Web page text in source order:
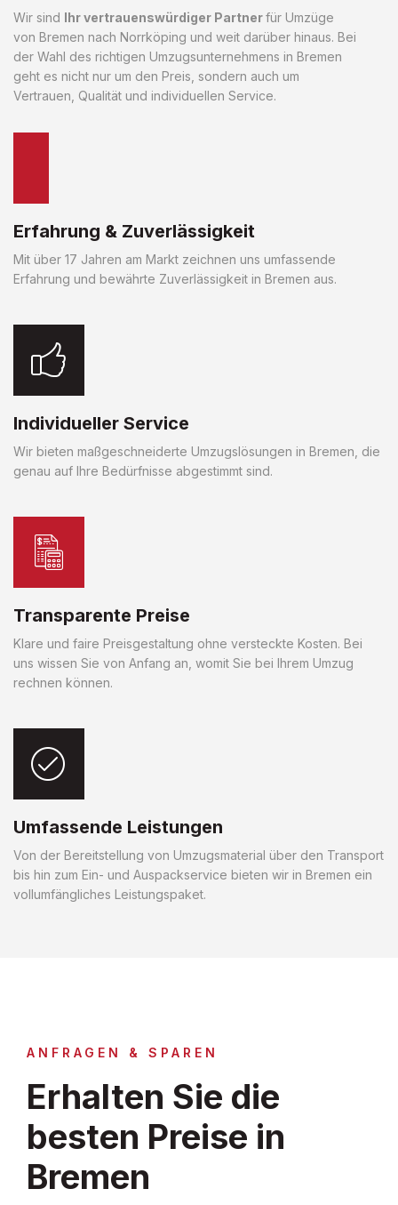
Wir sind Ihr vertrauenswürdiger Partnerfür Umzüge
von Bremen nach Norrköping und weit darüber hinaus. Bei
der Wahl des richtigen Umzugsunternehmens in Bremen
geht es nicht nur um den Preis, sondern auch um
Vertrauen, Qualität und individuellen Service.
Erfahrung & Zuverlässigkeit
Mit über 17 Jahren am Markt zeichnen uns umfassende
Erfahrung und bewährte Zuverlässigkeit in Bremen aus.
Individueller Service
Wir bieten maßgeschneiderte Umzugslösungen in Bremen, die
genau auf Ihre Bedürfnisse abgestimmt sind.
Transparente Preise
Klare und faire Preisgestaltung ohne versteckte Kosten. Bei
uns wissen Sie von Anfang an, womit Sie bei Ihrem Umzug
rechnen können.
Umfassende Leistungen
Von der Bereitstellung von Umzugsmaterial über den Transport
bis hin zum Ein- und Auspackservice bieten wir in Bremen ein
vollumfängliches Leistungspaket.
ANFRAGEN & SPAREN
Erhalten Sie die
besten Preise in
Bremen